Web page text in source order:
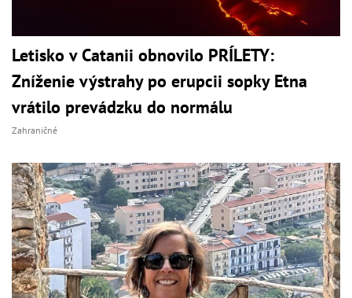
Letisko v Catanii obnovilo PRÍLETY:
Zníženie výstrahy po erupcii sopky Etna
vrátilo prevádzku do normálu
Zahraničné